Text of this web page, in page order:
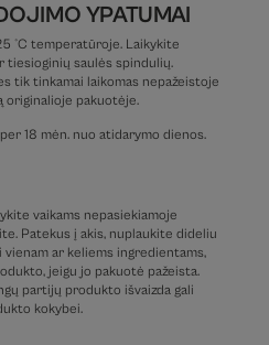
YPATUMAI
°C temperatūroje. Laikykite
tiesioginių saulės spindulių.
tik tinkamai laikomas nepažeistoje
originalioje pakuotėje.
18 mėn. nuo atidarymo dienos.
vaikams nepasiekiamoje
Patekus į akis, nuplaukite dideliu
vienam ar keliems ingredientams,
jeigu jo pakuotė pažeista.
partijų produkto išvaizda gali
kokybei.